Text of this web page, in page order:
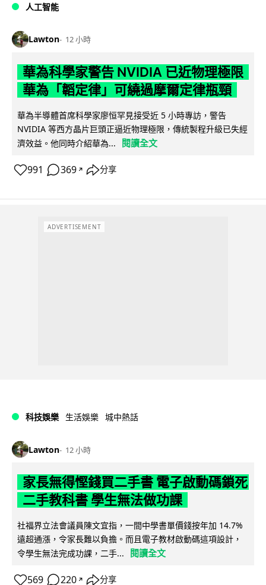
人工智能
Lawton 12 小時
華為科學家警告 NVIDIA 已近物理極限
華為「韜定律」可繞過摩爾定律瓶頸
華為半導體首席科學家廖恒罕見接受近 5 小時專訪，警告
NVIDIA 等西方晶片巨頭正逼近物理極限，傳統製程升級已失經
濟效益。他同時介紹華為...
閱讀全文
991 369 ↗ 分享
ADVERTISEMENT
科技娛樂 生活娛樂 城中熱話
Lawton 12 小時
家長無得慳錢買二手書 電子啟動碼鎖死
二手教科書 學生無法做功課
社福界立法會議員陳文宜指，一間中學書單價錢按年加 14.7%
遠超通漲，令家長難以負擔。而且電子教材啟動碼這項設計，
令學生無法完成功課，二手...
閱讀全文
569 220 ↗ 分享